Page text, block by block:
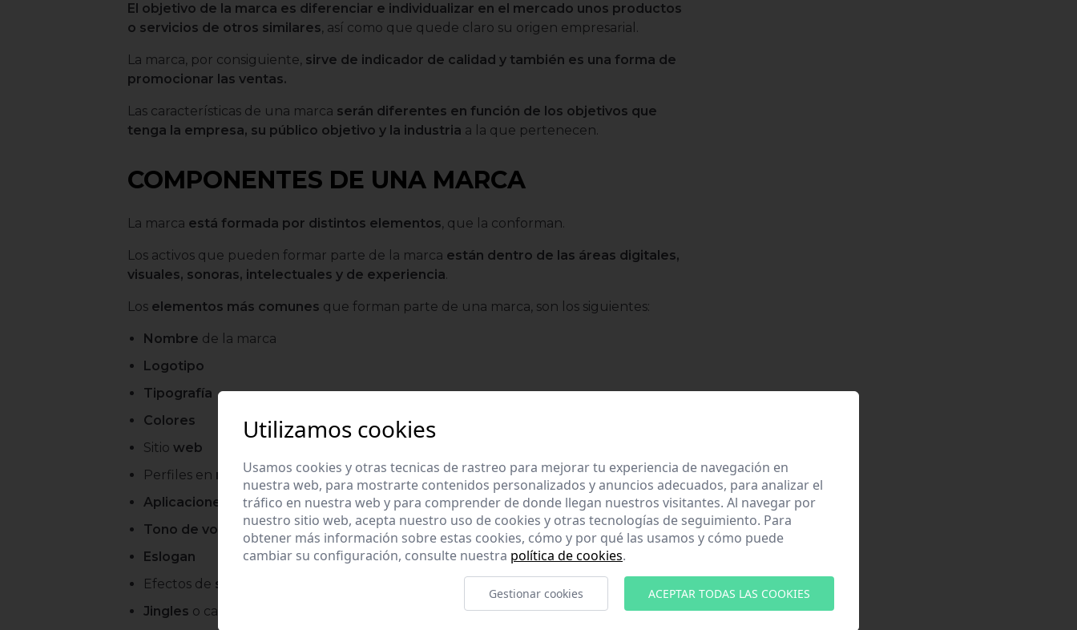
El objetivo de la marca es diferenciar e individualizar en el mercado unos productos
o servicios de otros similares, así como que quede claro su origen empresarial.
La marca, por consiguiente, sirve de indicador de calidad y también es una forma de
promocionar las ventas.
Las características de una marca serán diferentes en función de los objetivos que
tenga la empresa, su público objetivo y la industria a la que pertenecen.
COMPONENTES DE UNA MARCA
La marca está formada por distintos elementos, que la conforman.
Los activos que pueden formar parte de la marca están dentro de las áreas digitales,
visuales, sonoras, intelectuales y de experiencia.
Los elementos más comunes que forman parte de una marca, son los siguientes:
Nombre de la marca
Logotipo
Tipografía
Colores
Sitio web
Perfiles en redes sociales
Aplicaciones
móviles
Tono de voz
de la marca
Eslogan
Efectos de sonido
Jingles o canciones breves
Utilizamos cookies
Usamos cookies y otras tecnicas de rastreo para mejorar tu experiencia de navegación en
nuestra web, para mostrarte contenidos personalizados y anuncios adecuados, para analizar el
tráfico en nuestra web y para comprender de donde llegan nuestros visitantes. Al navegar por
nuestro sitio web, acepta nuestro uso de cookies y otras tecnologías de seguimiento. Para
obtener más información sobre estas cookies, cómo y por qué las usamos y cómo puede
cambiar su configuración, consulte nuestra política de cookies.
Gestionar cookies ACEPTAR TODAS LAS COOKIES